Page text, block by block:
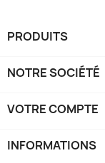
PRODUITS
NOTRE SOCIÉTÉ
VOTRE COMPTE
INFORMATIONS